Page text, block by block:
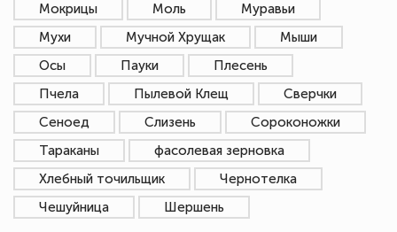
Мокрицы Моль
Муравьи
Мухи
Мучной Хрущак
Мыши
Осы
Пауки
Плесень
Пчела
Пылевой Клещ
Сверчки
Сеноед
Слизень
Сороконожки
Тараканы
фасолевая зерновка
Хлебный точильщик
Чернотелка
Чешуйница
Шершень